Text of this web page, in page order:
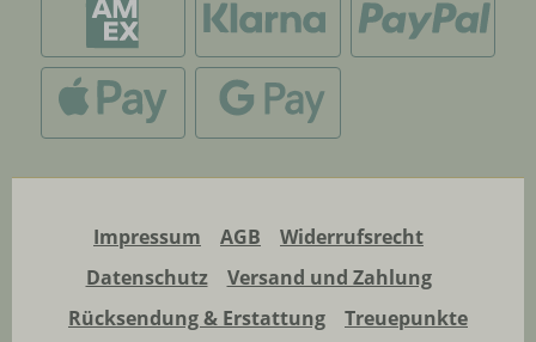
Impressum AGB
Widerrufsrecht
Datenschutz
Versand und Zahlung
Rücksendung & Erstattung
Treuepunkte